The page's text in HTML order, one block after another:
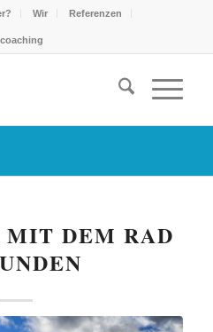
Wir Referenzen
MIT DEM RAD